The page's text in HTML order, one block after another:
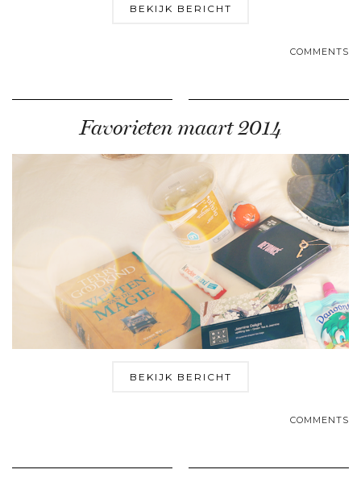
BEKIJK BERICHT
COMMENTS
Favorieten maart 2014
BEKIJK BERICHT
COMMENTS